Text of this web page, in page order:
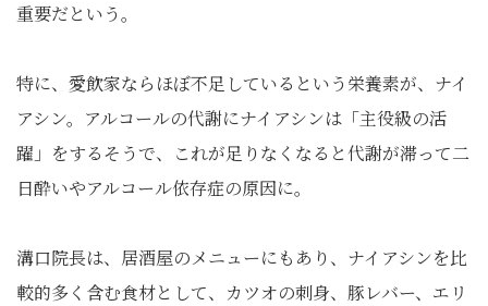
重要だという。
特に、愛飲家ならほぼ不足しているという栄養素が、ナイ
アシン。アルコールの代謝にナイアシンは「主役級の活
躍」をするそうで、これが足りなくなると代謝が滞って二
日酔いやアルコール依存症の原因に。
溝口院長は、居酒屋のメニューにもあり、ナイアシンを比
較的多く含む食材として、カツオの刺身、豚レバー、エリ